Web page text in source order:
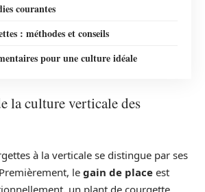
courantes
: méthodes et conseils
pour une culture idéale
la culture verticale des
à la verticale se distingue par ses
le gain de place est
un plant de courgette